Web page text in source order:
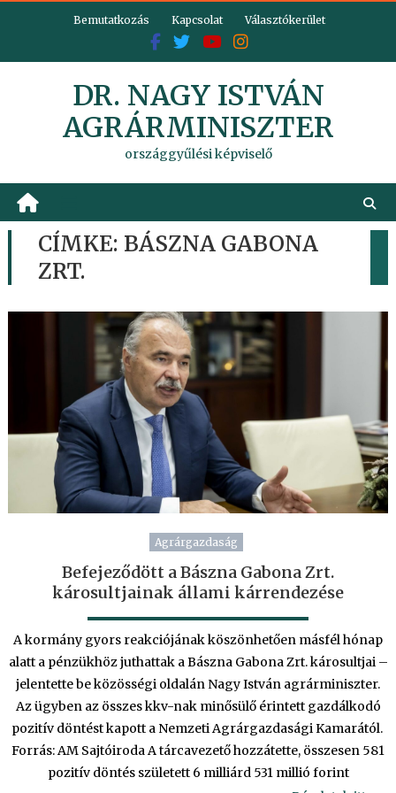
Bemutatkozás Kapcsolat Választókerület
DR. NAGY ISTVÁN
AGRÁRMINISZTER
országgyűlési képviselő
CÍMKE: BÁSZNA GABONA
ZRT.
Agrárgazdaság
Befejeződött a Bászna Gabona Zrt.
károsultjainak állami kárrendezése
A kormány gyors reakciójának köszönhetően másfél hónap
alatt a pénzükhöz juthattak a Bászna Gabona Zrt. károsultjai –
jelentette be közösségi oldalán Nagy István agrárminiszter.
Az ügyben az összes kkv-nak minősülő érintett gazdálkodó
pozitív döntést kapott a Nemzeti Agrárgazdasági Kamarától.
Forrás: AM Sajtóiroda A tárcavezető hozzátette, összesen 581
pozitív döntés született 6 milliárd 531 millió forint